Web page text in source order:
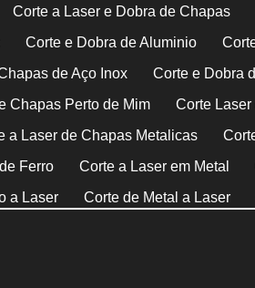
Corte a Laser e Dobra de Chapas
Corte e Dobra de Aluminio
de Aço Inox
Corte e Dobra
Chapas Perto de Mim
Corte
a Laser de Chapas Metalicas
Ferro Corte a Laser em Metal
a Laser Corte de Metal a Laser
Inox em Plasma